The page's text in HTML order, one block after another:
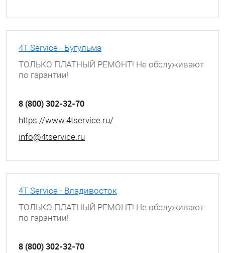
4T Service - Бугульма
ТОЛЬКО ПЛАТНЫЙ РЕМОНТ! Не обслуживают
по гарантии!
8 (800) 302-32-70
https://www.4tservice.ru/
info@4tservice.ru
4T Service - Владивосток
ТОЛЬКО ПЛАТНЫЙ РЕМОНТ! Не обслуживают
по гарантии!
8 (800) 302-32-70